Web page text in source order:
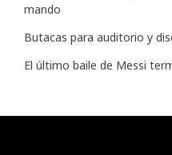
mando
Butacas para auditorio y
El último baile de Messi